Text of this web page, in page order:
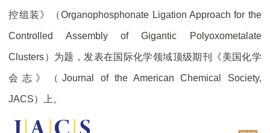
控组装》（Organophosphonate Ligation Approach for the
Controlled Assembly of Gigantic Polyoxometalate
Clusters）为题，发表在国际化学领域顶级期刊《美国化学
会志》（Journal of the American Chemical Society,
JACS）上。